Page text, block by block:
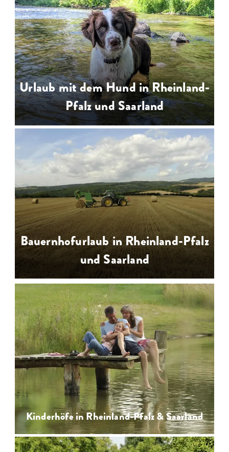
Bauernhofurlaub in Rheinland-Pfalz
und Saarland
Landwirtschaft erleben bei einem
Bauernhofurlaub mit Ihrer Familie
auf zahlreichen Bauernhöfen in
Rheinland-Pfalz & Saarland
…
Urlaub mit dem Hund in Rheinland-
Pfalz und Saarland
Urlaub mit dem Hund - vierbeinige
Urlauber willkommen:
hundefreundliche Ferienunterkünfte
in Rheinland-Pfalz & Saarland
…
Urlaub auf dem Weingut beim
Winzer erleben und genießen mit
Weinwanderung, Weinlese,
Weinprobe und Weinverkauf
Kinderhöfe in Rheinland-Pfalz & Saarland